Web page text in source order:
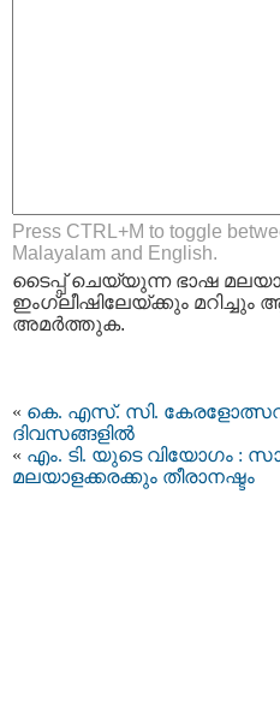
Press CTRL+M to toggle
Malayalam and English.
ടൈപ്പ്‌ ചെയ്യുന്ന ഭാഷ
ഇംഗ്ലീഷിലേയ്ക്കും മറിച്ചും
അമര്‍ത്തുക.
« കെ. എസ്. സി.
ദിവസങ്ങളിൽ
« എം. ടി. യുടെ വിയോഗം :
മലയാളക്കരക്കും തീരാനഷ്ടം